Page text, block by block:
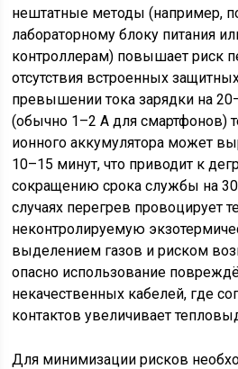
нештатные методы (например,
лабораторному блоку питания
контроллерам) повышает риск
отсутствия встроенных
превышении тока зарядки на
(обычно 1–2 А для смартфонов)
ионного аккумулятора может
10–15 минут, что приводит к
сокращению срока службы на
случаях перегрев провоцирует
неконтролируемую
выделением газов и риском
опасно использование
некачественных кабелей, где
контактов увеличивает
Для минимизации рисков